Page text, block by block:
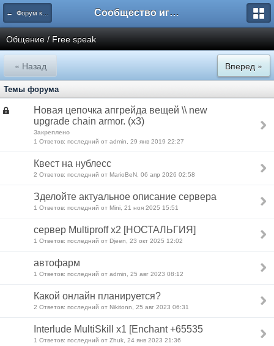
← Форум комплекса серверов с мультипрофессией! Сообщество игроков L2BesT.Org
Общение / Free speak
« Назад Вперед »
Темы форума
Новая цепочка апгрейда вещей \\ new
upgrade chain armor. (х3)
Закреплено
1 Ответов: последний от admin, 29 янв 2019 22:27
Квест на нублесс
2 Ответов: последний от MarioBeN, 06 апр 2026 02:58
Зделойте актуальное описание сервера
1 Ответов: последний от Mini, 21 ноя 2025 15:51
сервер Multiproff x2 [НОСТАЛЬГИЯ]
1 Ответов: последний от Djeen, 23 окт 2025 12:02
автофарм
1 Ответов: последний от admin, 25 авг 2023 08:12
Какой онлайн планируется?
2 Ответов: последний от Nikitonn, 25 авг 2023 06:31
Interlude MultiSkill x1 [Enchant +65535
1 Ответов: последний от Zhuk, 24 янв 2023 21:36